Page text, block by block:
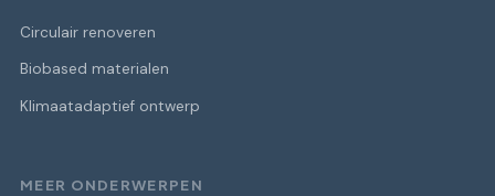
Circulair renoveren
Biobased materialen
Klimaatadaptief ontwerp
MEER ONDERWERPEN